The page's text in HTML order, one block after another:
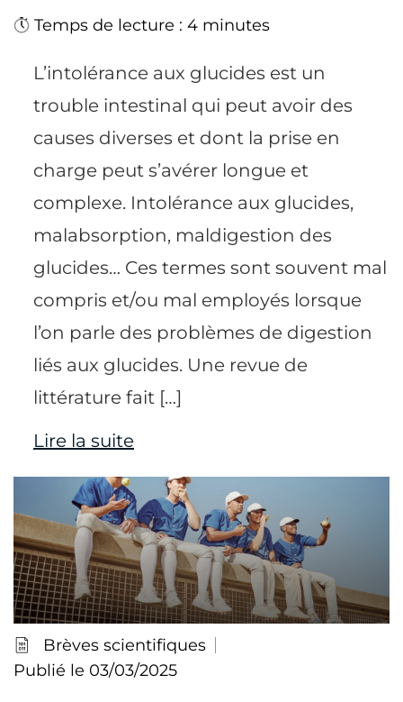
Temps de lecture : 4 minutes
L’intolérance aux glucides est un
trouble intestinal qui peut avoir des
causes diverses et dont la prise en
charge peut s’avérer longue et
complexe. Intolérance aux glucides,
malabsorption, maldigestion des
glucides… Ces termes sont souvent mal
compris et/ou mal employés lorsque
l’on parle des problèmes de digestion
liés aux glucides. Une revue de
littérature fait […]
Lire la suite
Brèves scientifiques
Publié le 03/03/2025